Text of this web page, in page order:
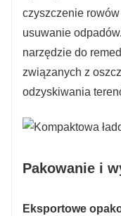
czyszczenie
usuwanie
narzędzie do
związanych z
odzyskiwania
Pakowanie i
Eksportowe